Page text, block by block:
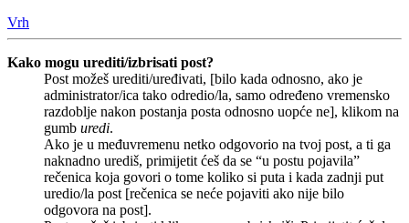
Vrh
Kako mogu urediti/izbrisati post?
Post možeš urediti/uređivati, [bilo kada odnosno, ako je
administrator/ica tako odredio/la, samo određeno vremensko
razdoblje nakon postanja posta odnosno uopće ne], klikom na
gumb uredi.
Ako je u međuvremenu netko odgovorio na tvoj post, a ti ga
naknadno urediš, primijetit ćeš da se “u postu pojavila”
rečenica koja govori o tome koliko si puta i kada zadnji put
uredio/la post [rečenica se neće pojaviti ako nije bilo
odgovora na post].